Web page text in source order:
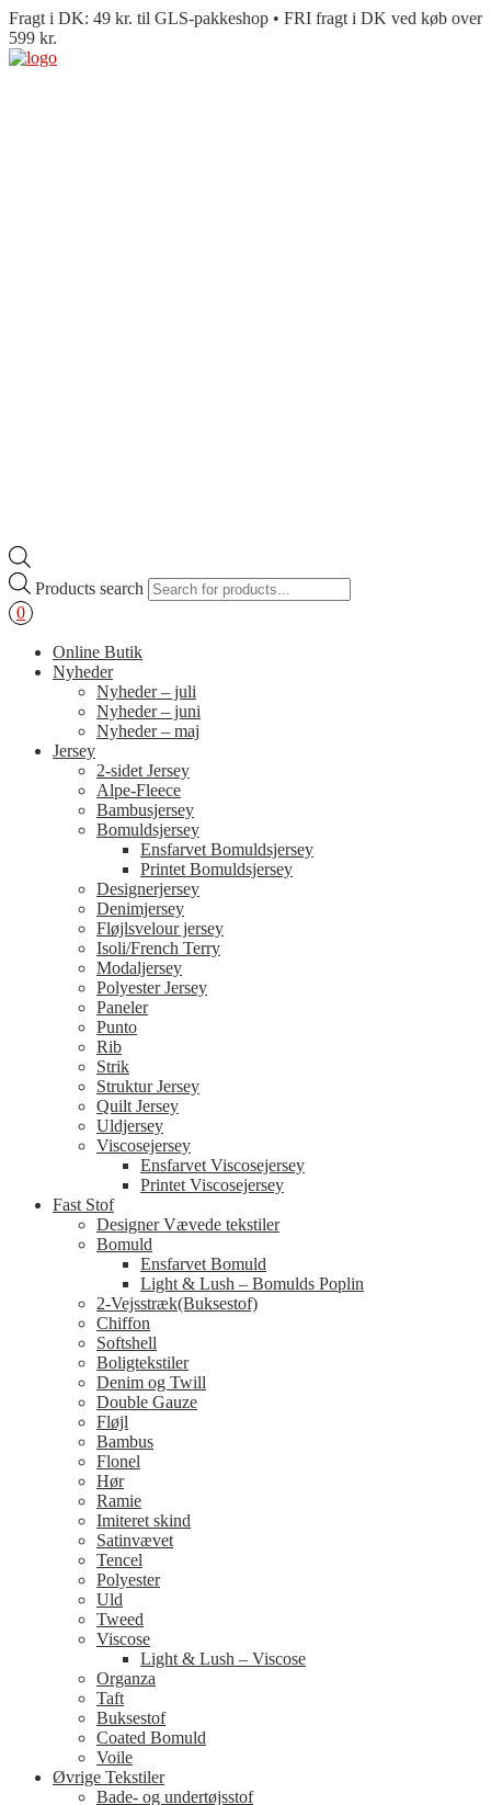
Fragt i DK: 49 kr. til GLS-pakkeshop • FRI fragt i DK ved køb over
599 kr.
Products search
0
Online Butik
Nyheder
Nyheder – juli
Nyheder – juni
Nyheder – maj
Jersey
2-sidet Jersey
Alpe-Fleece
Bambusjersey
Bomuldsjersey
Ensfarvet Bomuldsjersey
Printet Bomuldsjersey
Designerjersey
Denimjersey
Fløjlsvelour jersey
Isoli/French Terry
Modaljersey
Polyester Jersey
Paneler
Punto
Rib
Strik
Struktur Jersey
Quilt Jersey
Uldjersey
Viscosejersey
Ensfarvet Viscosejersey
Printet Viscosejersey
Fast Stof
Designer Vævede tekstiler
Bomuld
Ensfarvet Bomuld
Light & Lush – Bomulds Poplin
2-Vejsstræk(Buksestof)
Chiffon
Softshell
Boligtekstiler
Denim og Twill
Double Gauze
Fløjl
Bambus
Flonel
Hør
Ramie
Imiteret skind
Satinvævet
Tencel
Polyester
Uld
Tweed
Viscose
Light & Lush – Viscose
Organza
Taft
Buksestof
Coated Bomuld
Voile
Øvrige Tekstiler
Bade- og undertøjsstof